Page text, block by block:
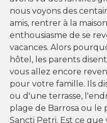
nous voyons des
amis, rentrer à la
enthousiasme de se
vacances. Alors
hôtel, les parents
vous allez encore
pour votre famille. Ils
ou d'une terrasse,
plage de Barrosa ou le
Sancti Petri. Est ce que